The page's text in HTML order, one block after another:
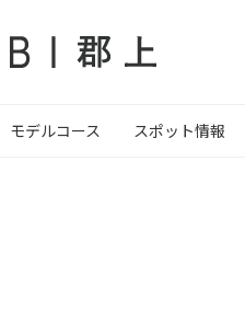
モデルコース スポット情報